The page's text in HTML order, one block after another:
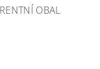
OBAL